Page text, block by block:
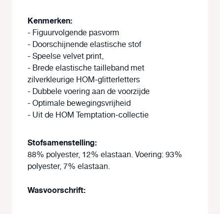
Kenmerken:
- Figuurvolgende pasvorm
- Doorschijnende elastische stof
- Speelse velvet print,
- Brede elastische tailleband met
zilverkleurige HOM-glitterletters
- Dubbele voering aan de voorzijde
- Optimale bewegingsvrijheid
- Uit de HOM Temptation-collectie
Stofsamenstelling:
88% polyester, 12% elastaan. Voering: 93%
polyester, 7% elastaan.
Wasvoorschrift: